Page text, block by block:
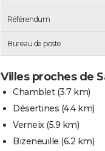
Référendum
Bureau de poste
Villes proches de
Chamblet (3.7 km)
Désertines (4.4 km)
Verneix (5.9 km)
Bizeneuille (6.2 km)